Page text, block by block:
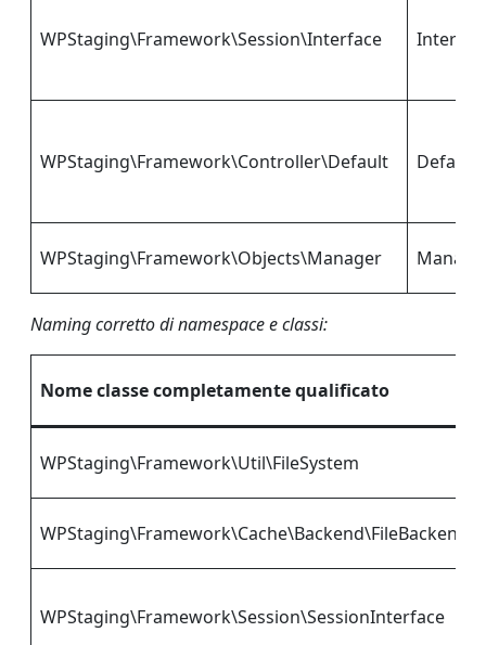
WPStaging\Framework\Session\Interface
WPStaging\Framework\Controller\Default Default
WPStaging\Framework\Objects\Manager
Naming corretto di namespace e classi:
Nome classe completamente qualificato
WPStaging\Framework\Util\FileSystem
WPStaging\Framework\Cache\Backend\FileBackend
WPStaging\Framework\Session\SessionInterface